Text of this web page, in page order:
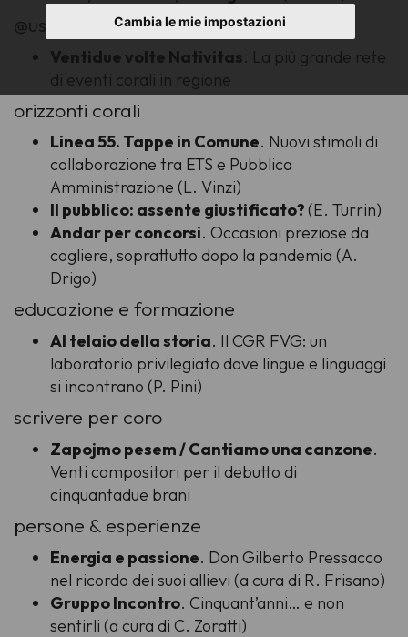
Cambia le mie impostazioni
@uscifvg
Ventidue volte Nativitas. La più grande rete
di eventi corali in regione
orizzonti corali
Linea 55. Tappe in Comune. Nuovi stimoli di
collaborazione tra ETS e Pubblica
Amministrazione (L. Vinzi)
Il pubblico: assente giustificato?(E. Turrin)
Andar per concorsi. Occasioni preziose da
cogliere, soprattutto dopo la pandemia (A.
Drigo)
educazione e formazione
Al telaio della storia. Il CGR FVG: un
laboratorio privilegiato dove lingue e linguaggi
si incontrano (P. Pini)
scrivere per coro
Zapojmo pesem / Cantiamo una canzone.
Venti compositori per il debutto di
cinquantadue brani
persone & esperienze
Energia e passione. Don Gilberto Pressacco
nel ricordo dei suoi allievi (a cura di R. Frisano)
Gruppo Incontro. Cinquant’anni… e non
sentirli (a cura di C. Zoratti)